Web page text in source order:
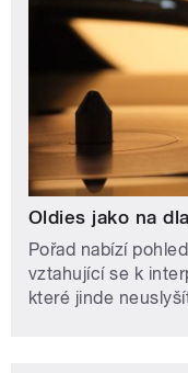
Oldies jako na
Pořad nabízí
vztahující se k
které jinde